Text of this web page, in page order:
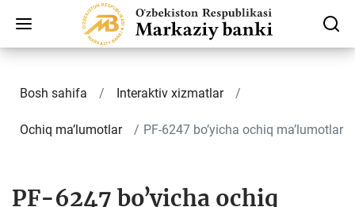
Bosh sahifa Interaktiv xizmatlar
Ochiq ma’lumotlar PF-6247 boʼyicha ochiq maʼlumotlar
PF-6247 boʼyicha ochiq